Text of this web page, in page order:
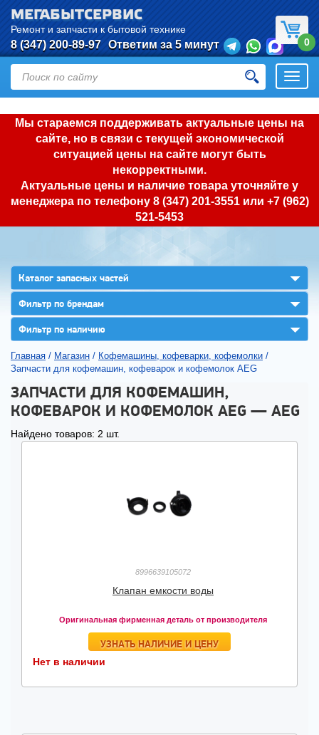
Мы стараемся поддерживать актуальные цены на
сайте, но в связи с текущей экономической
ситуацией цены на сайте могут быть
некорректными.
Актуальные цены и наличие товара уточняйте у
менеджера по телефону 8 (347) 201-3551или +7 (962)
521-5453
МЕГАБЫТСЕРВИС
Ремонт и запчасти к бытовой технике
8 (347) 200-89-97 Ответим за 5 минут 0
Каталог запасных частей ▼
Фильтр по брендам ▼
Фильтр по наличию ▼
Главная / Магазин / Кофемашины, кофеварки, кофемолки /
Запчасти для кофемашин, кофеварок и кофемолок AEG
ЗАПЧАСТИ ДЛЯ КОФЕМАШИН,
КОФЕВАРОК И КОФЕМОЛОК AEG — AEG
Найдено товаров: 2 шт.
8996639105072
Клапан емкости воды
Оригинальная фирменная деталь от производителя
УЗНАТЬ НАЛИЧИЕ И ЦЕНУ
Нет в наличии